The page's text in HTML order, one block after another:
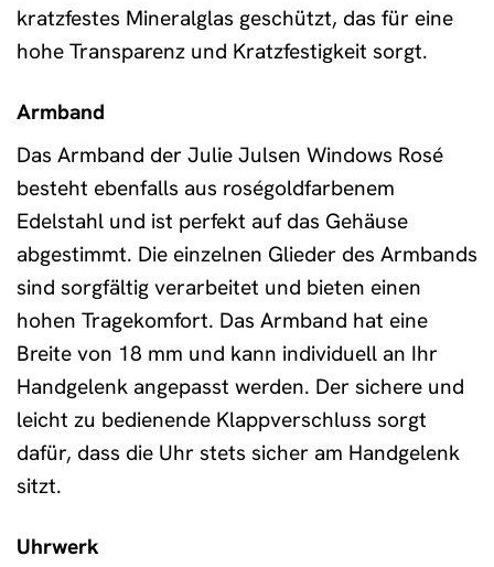
kratzfestes Mineralglas geschützt, das für eine
hohe Transparenz und Kratzfestigkeit sorgt.
Armband
Das Armband der Julie Julsen Windows Rosé
besteht ebenfalls aus roségoldfarbenem
Edelstahl und ist perfekt auf das Gehäuse
abgestimmt. Die einzelnen Glieder des Armbands
sind sorgfältig verarbeitet und bieten einen
hohen Tragekomfort. Das Armband hat eine
Breite von 18 mm und kann individuell an Ihr
Handgelenk angepasst werden. Der sichere und
leicht zu bedienende Klappverschluss sorgt
dafür, dass die Uhr stets sicher am Handgelenk
sitzt.
Uhrwerk